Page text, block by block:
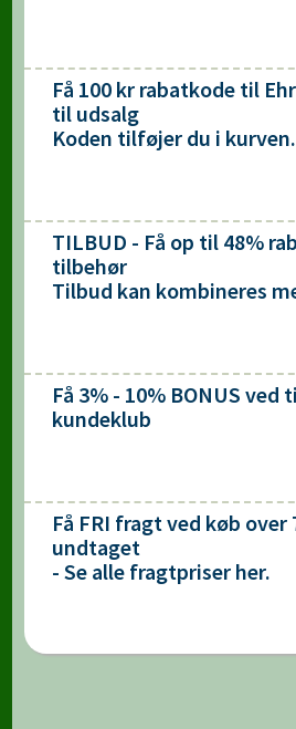
Få 100 kr rabatkode til
til udsalg
Koden tilføjer du i
TILBUD - Få op til 48%
tilbehør
Tilbud kan kombineres
Få 3% - 10% BONUS
kundeklub
Få FRI fragt ved køb
undtaget
- Se alle fragtpriser her.